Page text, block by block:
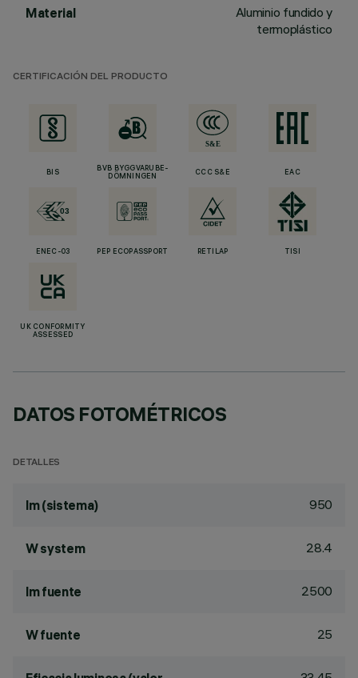
Material
Aluminio fundido y
termoplástico
CERTIFICACIÓN DEL PRODUCTO
BIS
BVB BYGGVARUBE-
DÖMNINGEN
CCC S&E EAC
ENEC-03 PEP ECOPASSPORT RETILAP TISI
UK CONFORMITY
ASSESSED
DATOS FOTOMÉTRICOS
DETALLES
lm (sistema) 950
W system 28.4
lm fuente 2500
W fuente 25